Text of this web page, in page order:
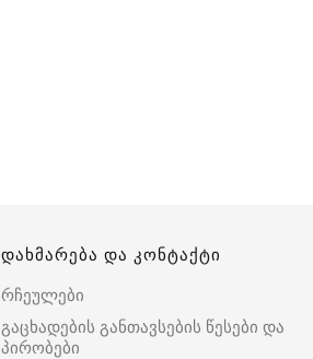
დახმარება და კონტაქტი
რჩეულები
გაცხადების განთავსების წესები და
პირობები